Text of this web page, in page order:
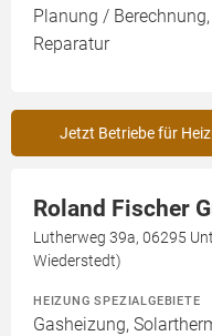
Planung /
Reparatur
Jetzt Betriebe für
Roland Fischer
Lutherweg 39a, 06295
Wiederstedt)
HEIZUNG SPEZIALGEBIETE
Gasheizung,